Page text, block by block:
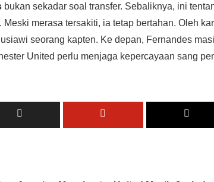
bukan sekadar soal transfer. Sebaliknya, ini
. Meski merasa tersakiti, ia tetap bertahan. Oleh
seorang kapten. Ke depan, Fernandes
United perlu menjaga kepercayaan sang